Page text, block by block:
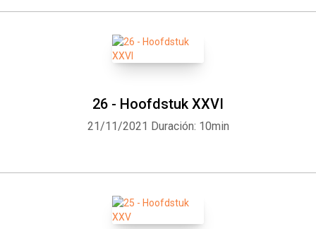
26 - Hoofdstuk XXVI
21/11/2021 Duración: 10min